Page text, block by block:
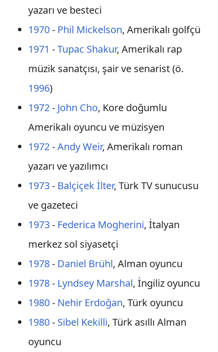
yazarı ve besteci
1970- Phil Mickelson, Amerikalı golfçü
1971 -Tupac Shakur, Amerikalı rap
müzik sanatçısı, şair ve senarist (ö.
1996)
1972- John Cho, Kore doğumlu
Amerikalı oyuncu ve müzisyen
1972-Andy Weir, Amerikalı roman
yazarı ve yazılımcı
1973- Balçiçek İlter, Türk TV sunucusu
ve gazeteci
1973- Federica Mogherini, İtalyan
merkez sol siyasetçi
1978- Daniel Brühl, Alman oyuncu
1978- Lyndsey Marshal, İngiliz oyuncu
1980- Nehir Erdoğan, Türk oyuncu
1980- Sibel Kekilli, Türk asıllı Alman
oyuncu